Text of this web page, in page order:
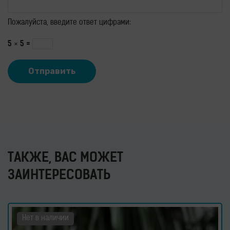
Пожалуйста, введите ответ цифрами:
5 × 5 =
ТАКЖЕ, ВАС МОЖЕТ
ЗАИНТЕРЕСОВАТЬ
Нет в наличии